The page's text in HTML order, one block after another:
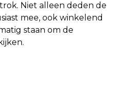
Niet alleen deden de
mee, ook winkelend
staan om de